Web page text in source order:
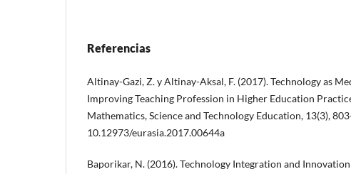
Referencias
Altinay-Gazi, Z. y Altinay-Aksal, F. (2017). Technology as
Improving Teaching Profession in Higher Education
Mathematics, Science and Technology Education, 13(3),
10.12973/eurasia.2017.00644a
Baporikar, N. (2016). Technology Integration and